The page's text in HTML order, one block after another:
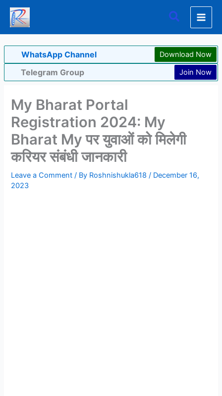
Skip
content
Search
WhatsApp Channel Download Now
Telegram Group Join Now
My Bharat Portal
Registration 2024: My
Bharat My पर युवाओं को मिलेगी
करियर संबंधी जानकारी
Leave a Comment / By Roshnishukla618/ December 16,
2023